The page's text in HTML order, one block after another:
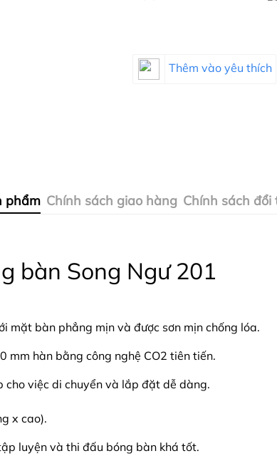
Thêm vào yêu thích
phẩm Chính sách giao hàng Chính sách đổi
bàn Song Ngư 201
mặt bàn phẳng mịn và được sơn mịn chống lóa.
mm hàn bằng công nghệ CO2 tiên tiến.
việc di chuyển và lắp đặt dễ dàng.
x cao).
luyện và thi đấu bóng bàn khá tốt.